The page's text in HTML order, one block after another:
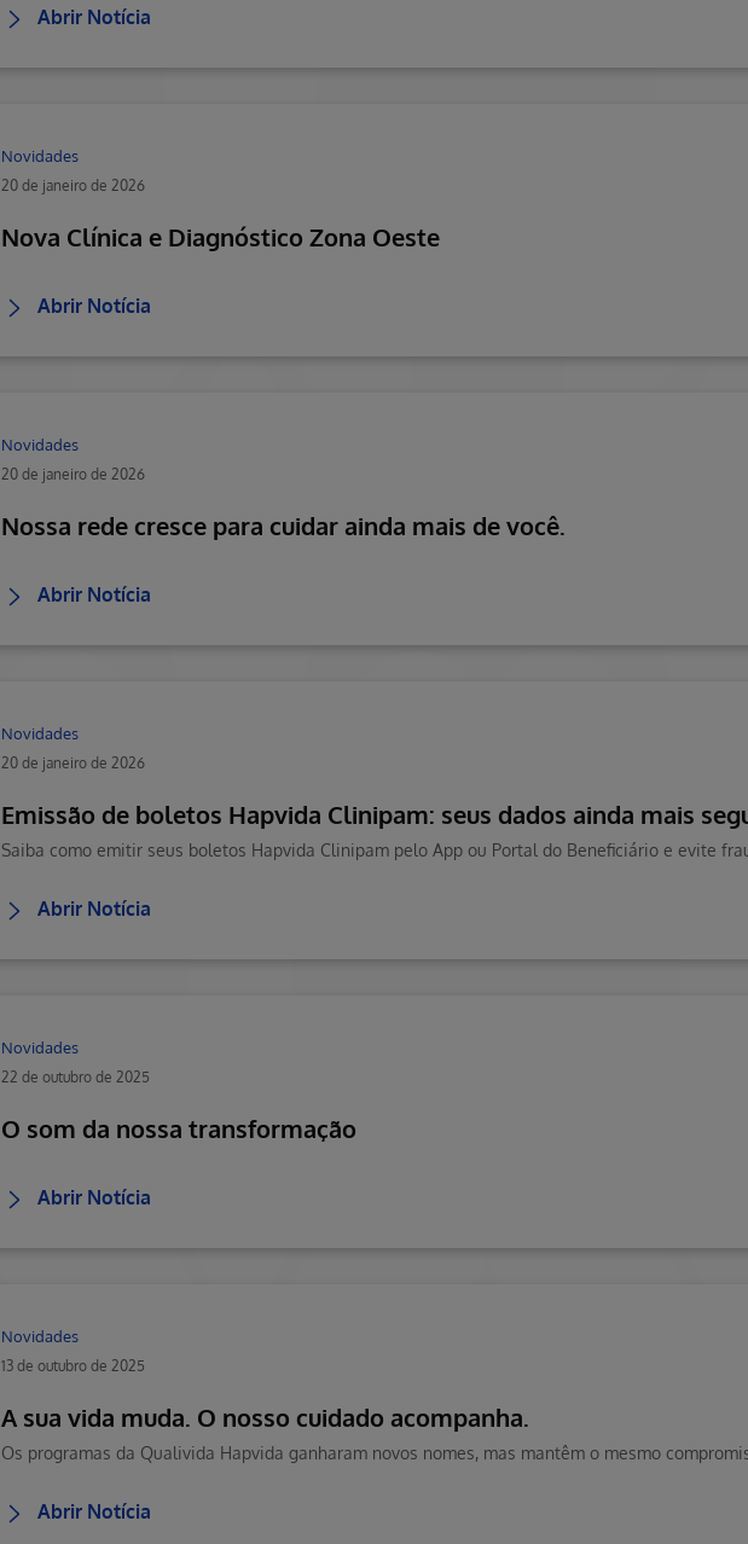
Abrir Notícia
Novidades
20 de janeiro de 2026
Nova Clínica e Diagnóstico Zona Oeste
Abrir Notícia
Novidades
20 de janeiro de 2026
Nossa rede cresce para cuidar ainda mais de você.
Abrir Notícia
Novidades
20 de janeiro de 2026
Emissão de boletos Hapvida Clinipam: seus dados ainda mais
Abrir Notícia
Novidades
22 de outubro de 2025
O som da nossa transformação
Abrir Notícia
Novidades
13 de outubro de 2025
A sua vida muda. O nosso cuidado acompanha.
Abrir Notícia